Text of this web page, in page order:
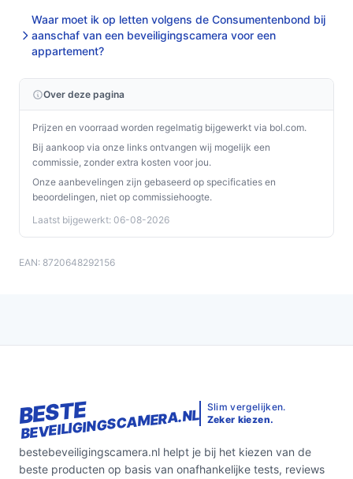
Waar moet ik op letten volgens de Consumentenbond bij
aanschaf van een beveiligingscamera voor een
appartement?
Over deze pagina
Prijzen en voorraad worden regelmatig bijgewerkt via bol.com.
Bij aankoop via onze links ontvangen wij mogelijk een
commissie, zonder extra kosten voor jou.
Onze aanbevelingen zijn gebaseerd op specificaties en
beoordelingen, niet op commissiehoogte.
Laatst bijgewerkt: 06-08-2026
EAN: 8720648292156
BESTE
BEVEILIGINGSCAMERA.NL Slim vergelijken.
Zeker kiezen.
bestebeveiligingscamera.nl helpt je bij het kiezen van de
beste producten op basis van onafhankelijke tests, reviews